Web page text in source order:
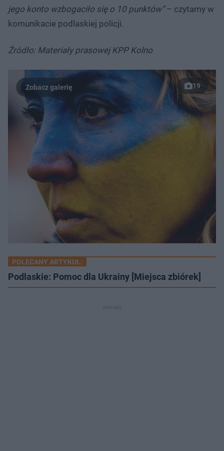
jego konto wzbogaciło się o 10 punktów”– czytamy w
komunikacie podlaskiej policji.
Źródło: Materiały prasowej KPP Kolno
19
POLECANY ARTYKUŁ:
Podlaskie: Pomoc dla Ukrainy [Miejsca zbiórek]